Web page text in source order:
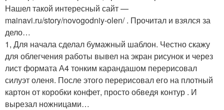
Нашел такой интересный сайт —
mainavi.ru/story/novogodniy-olen/ . Прочитал и взялся за
дело…
1, Для начала сделал бумажный шаблон. Честно скажу
для облегчения работы вывел на экран рисунок и через
лист формата А4 тонким карандашом перерисовал
силуэт оленя. После этого перерисовал его на плотный
картон от коробки конфет, просто обведя контур . И
вырезал ножницами…